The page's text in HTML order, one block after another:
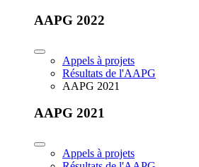
AAPG 2022
Appels à projets
Résultats de l'AAPG
AAPG 2021
AAPG 2021
Appels à projets